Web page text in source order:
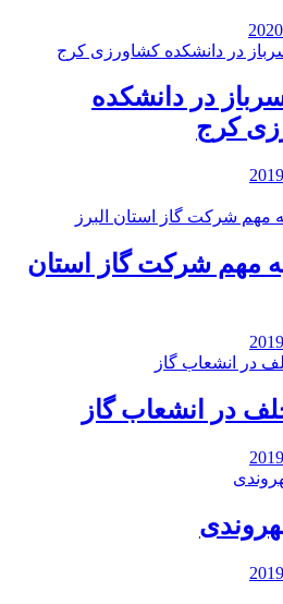
در دانشکده
کرج
مهم شرکت گاز استان
در انشعاب گاز